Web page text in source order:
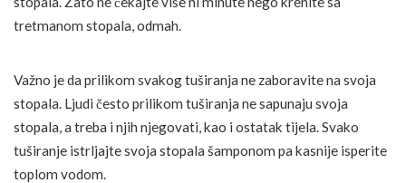
tretmanom stopala, odmah.
Važno je da prilikom svakog tuširanja ne zaboravite na svoja
stopala. Ljudi često prilikom tuširanja ne sapunaju svoja
stopala, a treba i njih njegovati, kao i ostatak tijela. Svako
tuširanje istrljajte svoja stopala šamponom pa kasnije isperite
toplom vodom.